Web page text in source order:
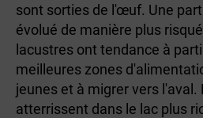
sont sorties de l'œuf. Une
évolué de manière plus
lacustres ont tendance à
meilleures zones
jeunes et à migrer vers
atterrissent dans le lac plus